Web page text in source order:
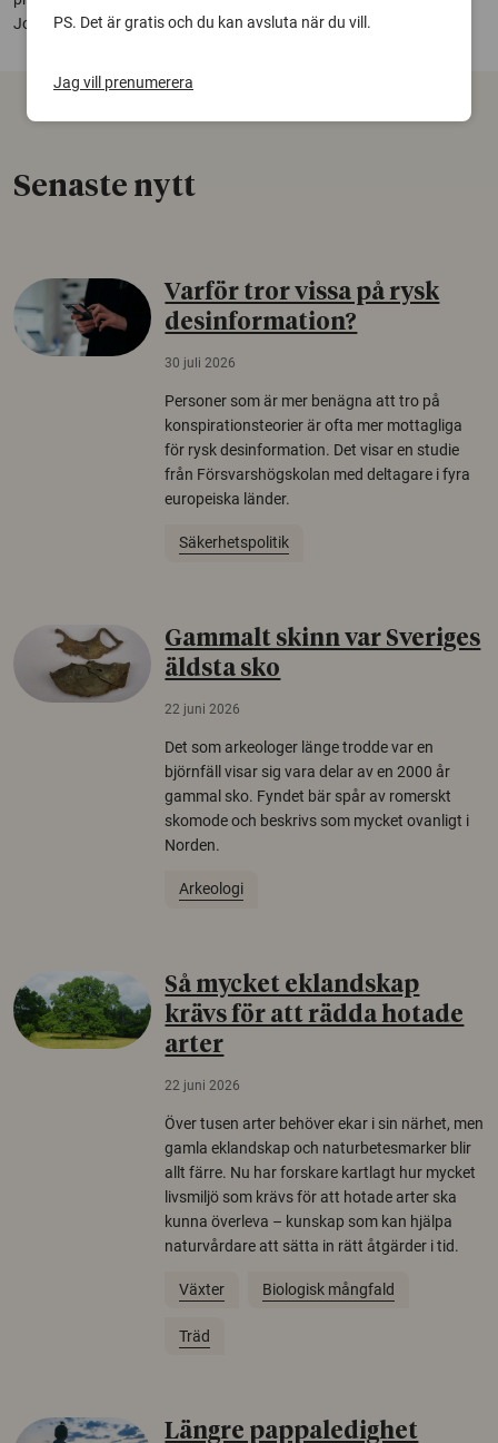
Johnson och Stockholms Mansmottagning.
Senaste nytt
Varför tror vissa på rysk
desinformation?
30 juli 2026
Personer som är mer benägna att tro på
konspirationsteorier är ofta mer mottagliga
för rysk desinformation. Det visar en studie
från Försvarshögskolan med deltagare i fyra
europeiska länder.
Säkerhetspolitik
Gammalt skinn var Sveriges
äldsta sko
22 juni 2026
Det som arkeologer länge trodde var en
björnfäll visar sig vara delar av en 2000 år
gammal sko. Fyndet bär spår av romerskt
skomode och beskrivs som mycket ovanligt i
Norden.
Arkeologi
Så mycket eklandskap
krävs för att rädda hotade
arter
22 juni 2026
Över tusen arter behöver ekar i sin närhet, men
gamla eklandskap och naturbetesmarker blir
allt färre. Nu har forskare kartlagt hur mycket
livsmiljö som krävs för att hotade arter ska
kunna överleva – kunskap som kan hjälpa
naturvårdare att sätta in rätt åtgärder i tid.
Växter Biologisk mångfald
Träd
Längre pappaledighet
PS. Det är gratis och du kan avsluta när du vill.
Jag vill prenumerera